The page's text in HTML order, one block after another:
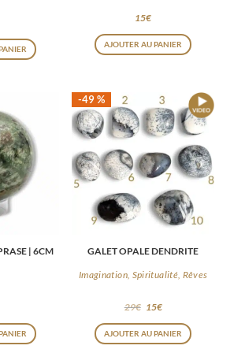
15€
AJOUTER AU PANIER
| 6CM
-49 %
GALET OPALE DENDRITE
Imagination, Spiritualité, Rêves
29€ 15€
AJOUTER AU PANIER